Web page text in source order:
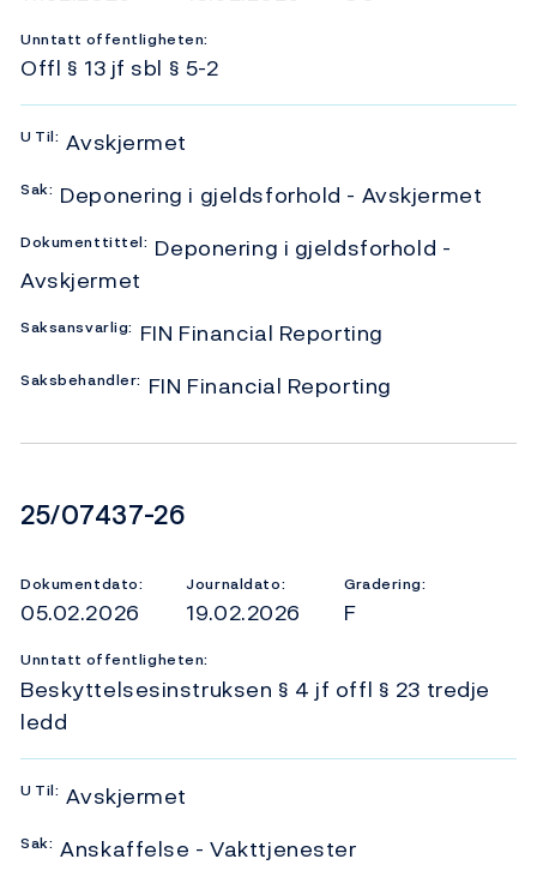
Unntatt offentligheten:
Offl § 13 jf sbl § 5-2
U Til: Avskjermet
Sak: Deponering i gjeldsforhold - Avskjermet
Dokumenttittel: Deponering i gjeldsforhold -
Avskjermet
Saksansvarlig: FIN Financial Reporting
Saksbehandler: FIN Financial Reporting
Dokumentnummer
25/07437-26
Dokumentdato:
05.02.2026
Journaldato:
19.02.2026
Gradering:
F
Unntatt offentligheten:
Beskyttelsesinstruksen § 4 jf offl § 23 tredje
ledd
U Til: Avskjermet
Sak: Anskaffelse - Vakttjenester